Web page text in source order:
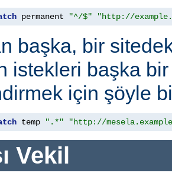
permanent "^/$" "http://
başka, bir
istekleri başka
için şöyle
temp ".*" "http://
Vekil